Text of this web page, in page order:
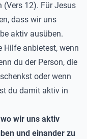
(Vers 12). Für Jesus
dass wir uns
aktiv ausüben.
Hilfe anbietest, wenn
du der Person, die
oder wenn
du damit aktiv in
wir uns aktiv
und einander zu